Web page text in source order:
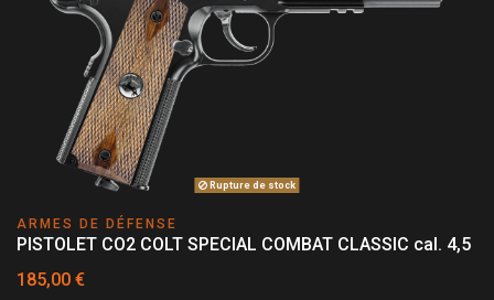
Rupture de stock
ARMES DE DÉFENSE
PISTOLET CO2 COLT SPECIAL COMBAT CLASSIC cal. 4,5
185,00 €